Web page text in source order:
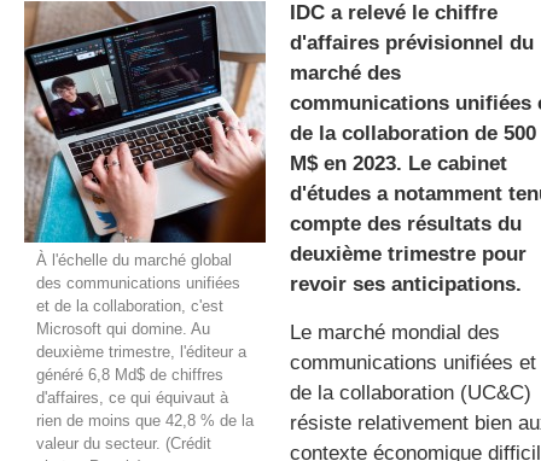
gratuite
À l'échelle du marché global
des communications unifiées
et de la collaboration, c'est
Microsoft qui domine. Au
deuxième trimestre, l'éditeur a
généré 6,8 Md$ de chiffres
d'affaires, ce qui équivaut à
rien de moins que 42,8 % de la
valeur du secteur. (Crédit
IDC a relevé le chiffre
d'affaires prévisionnel du
marché des
communications unifiées
de la collaboration de 500
M$ en 2023. Le cabinet
d'études a notamment
compte des résultats du
deuxième trimestre pour
revoir ses anticipations.
Le marché mondial des
communications unifiées et
de la collaboration (UC&C)
résiste relativement bien
contexte économique